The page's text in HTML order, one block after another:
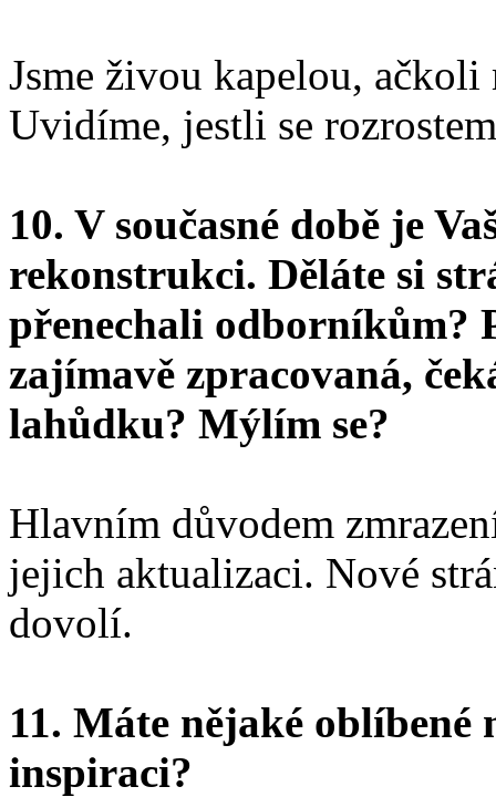
Jsme živou kapelou, ačkoli
Uvidíme, jestli se
10. V současné době je
rekonstrukci. Děláte si
přenechali odborníkům?
zajímavě zpracovaná,
lahůdku? Mýlím se?
Hlavním důvodem
jejich aktualizaci. Nové
dovolí.
11. Máte nějaké
inspiraci?